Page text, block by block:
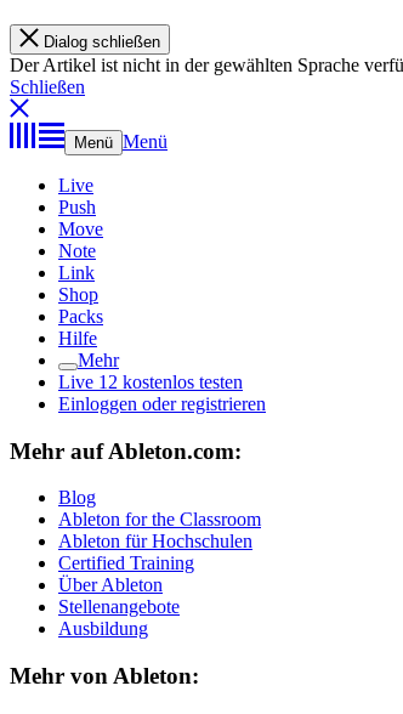
Dialog schließen
Der Artikel ist nicht in der gewählten Sprache
Schließen
Menü Menü
Live
Push
Move
Note
Link
Shop
Packs
Hilfe
Mehr
Live 12 kostenlos testen
Einloggen oder registrieren
Mehr auf Ableton.com:
Blog
Ableton for the Classroom
Ableton für Hochschulen
Certified Training
Über Ableton
Stellenangebote
Ausbildung
Mehr von Ableton: